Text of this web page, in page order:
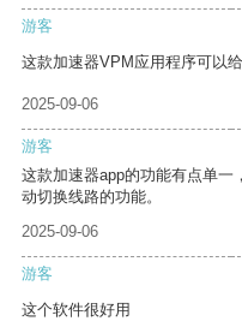
游客
这款加速器VPM应用程序可以
2025-09-06
游客
这款加速器app的功能有点单一
动切换线路的功能。
2025-09-06
游客
这个软件很好用